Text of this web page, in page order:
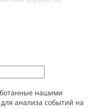
нашими
анализа событий на